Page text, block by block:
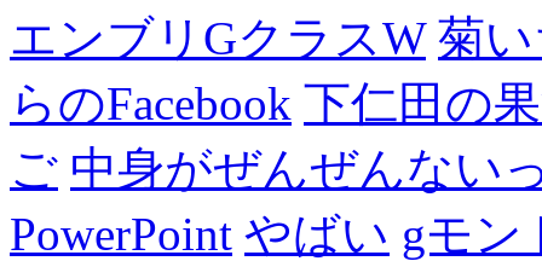
エンブリGクラスW 菊
らのFacebook 下仁田の
ご 中身がぜんぜんない
PowerPoint やばい gモン